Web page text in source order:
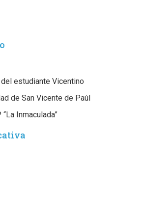
estudiante Vicentino
de San Vicente de Paúl
Inmaculada”